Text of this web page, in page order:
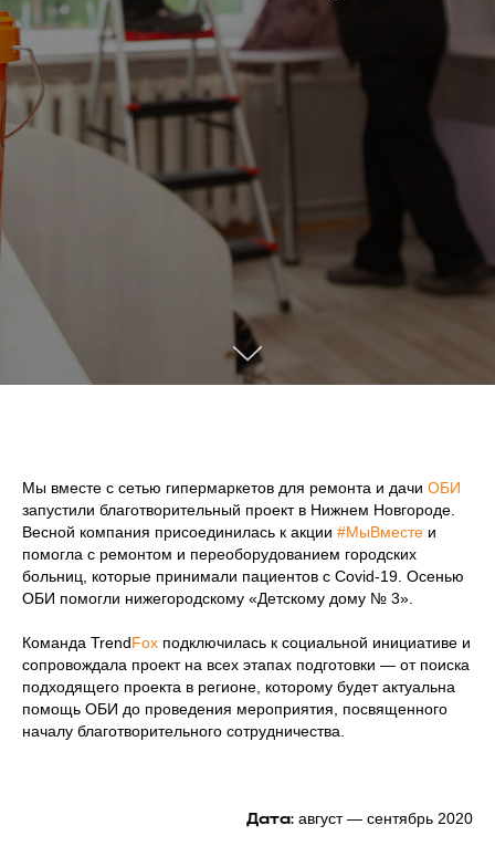
Мы вместе с сетью гипермаркетов для ремонта и дачи ОБИ
запустили благотворительный проект в Нижнем Новгороде.
Весной компания присоединилась к акции #МыВместе и
помогла с ремонтом и переоборудованием городских
больниц, которые принимали пациентов с Covid-19. Осенью
ОБИ помогли нижегородскому «Детскому дому № 3».
Команда TrendFox подключилась к социальной инициативе и
сопровождала проект на всех этапах подготовки — от поиска
подходящего проекта в регионе, которому будет актуальна
помощь ОБИ до проведения мероприятия, посвященного
началу благотворительного сотрудничества.
Дата: август — сентябрь 2020